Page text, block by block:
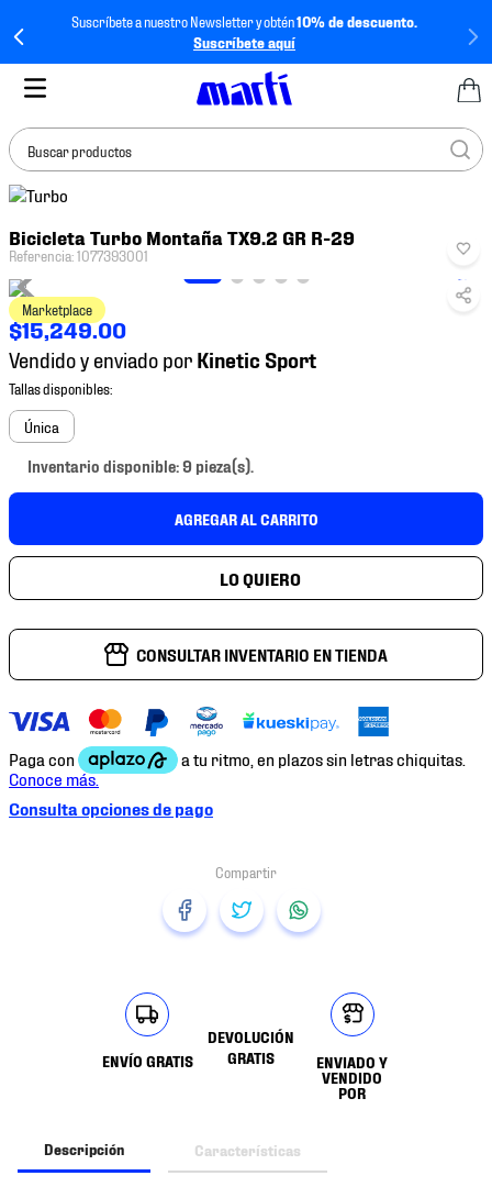
Suscríbete a nuestro Newsletter y obtén10% de descuento.
Suscríbete aquí
Buscar productos
Bicicleta Turbo Montaña TX9.2 GR R-29
Referencia:1077393001
Marketplace
$15,249.00
Vendido y enviado por
Única
Inventario disponible: 9 pieza(s).
AGREGAR AL CARRITO
CONSULTAR INVENTARIO EN TIENDA
Consulta opciones de pago
ENVÍO GRATIS
DEVOLUCIÓN
GRATIS
ENVIADO Y
VENDIDO
POR
Descripción Características
BUSCADOS
2.
tenis hombre
tenis
4.
tenis futbol
5.
jersey
6.
mochila
8.
chivas